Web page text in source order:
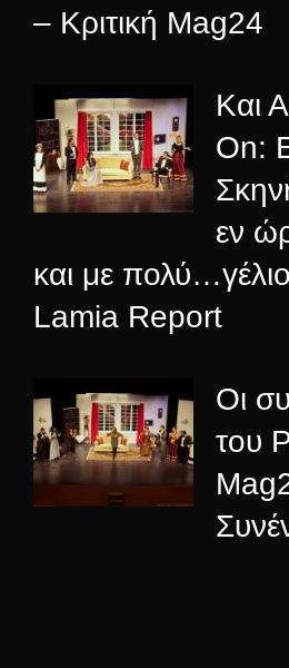
– Κριτική Mag24
Και
On:
εν
και με
Lamia Report
Οι
του